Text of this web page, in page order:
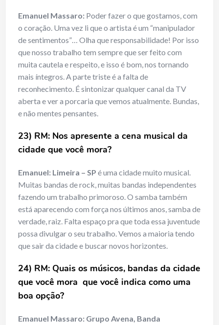
Emanuel Massaro: Poder fazer o que gostamos, com
o coração. Uma vez li que o artista é um “manipulador
de sentimentos”… Olha que responsabilidade! Por isso
que nosso trabalho tem sempre que ser feito com
muita cautela e respeito, e isso é bom, nos tornando
mais íntegros. A parte triste é a falta de
reconhecimento. É sintonizar qualquer canal da TV
aberta e ver a porcaria que vemos atualmente. Bundas,
e não mentes pensantes.
23) RM: Nos apresente a cena musical da
cidade que você mora?
Emanuel: Limeira – SP é uma cidade muito musical.
Muitas bandas de rock, muitas bandas independentes
fazendo um trabalho primoroso. O samba também
está aparecendo com força nos últimos anos, samba de
verdade, raiz. Falta espaço pra que toda essa juventude
possa divulgar o seu trabalho. Vemos a maioria tendo
que sair da cidade e buscar novos horizontes.
24) RM: Quais os músicos, bandas da cidade
que você mora que você indica como uma
boa opção?
Emanuel Massaro: Grupo Avena, Banda